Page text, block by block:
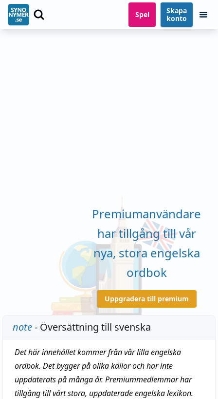
Spel
Skapa
konto
Premiumanvändare
har tillgång till vår
nya, stora engelska
ordbok
Uppgradera till premium
note- Översättning till svenska
Det här innehållet kommer från vår lilla engelska
ordbok. Det bygger på olika källor och har inte
uppdaterats på många år. Premiummedlemmar har
tillgång till vårt stora, uppdaterade engelska lexikon.